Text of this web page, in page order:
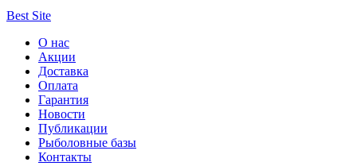
Best Site
О нас
Акции
Доставка
Оплата
Гарантия
Новости
Публикации
Рыболовные базы
Контакты